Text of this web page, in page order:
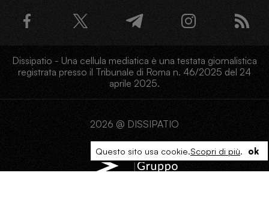
Dissipatio - Una cellula mediatica è una testata giornalistica
registrata presso il Tribunale di Roma n. 46/2025 del 24
aprile 2025.
2026 @ DISSIPATIO
Questo sito usa cookie.Scopri di più. ok